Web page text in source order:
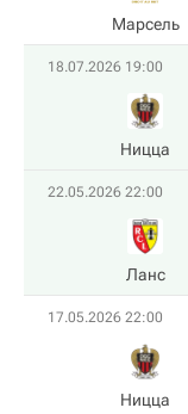
Марсель
18.07.2026 19:00
Ницца
22.05.2026 22:00
Ланс
17.05.2026 22:00
Ницца